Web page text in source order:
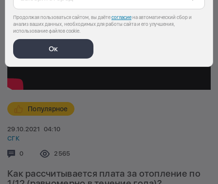
Продолжая пользоваться сайтом, вы даётесогласиена автоматический сбор и
анализ ваших данных, необходимых для работы сайта и его улучшения,
использование файлов cookie.
Ок
Популярное
29.10.2021 04:10
СГК
Комментариев:
0 Просмотров:
2565
Как рассчитывается плата за отопление по